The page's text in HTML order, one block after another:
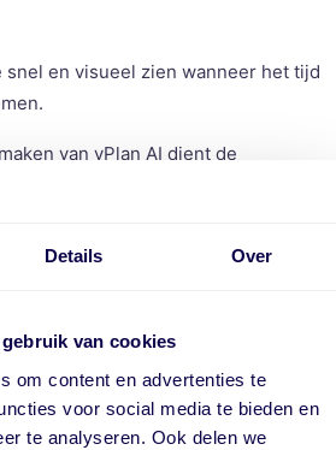
Details Over
van cookies
om content en advertenties te
voor social media te bieden en
te analyseren. Ook delen we
snel en visueel zien wanneer het tijd
van vPlan AI dient de
aan te zetten binnen
is of verlof heeft, wordt deze
capaciteitsberekening